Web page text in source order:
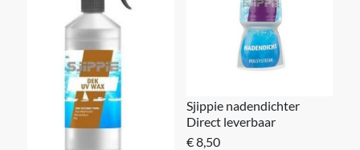
Sjippie nadendichter
Direct leverbaar
€ 8,50